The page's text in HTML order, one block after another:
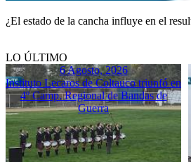
¿El estado de la cancha influye en el
LO ÚLTIMO
6 Agosto, 2026
Instituto Lecaros de Coltauco triunfó en
4º Camp. Regional de Bandas de
Guerra